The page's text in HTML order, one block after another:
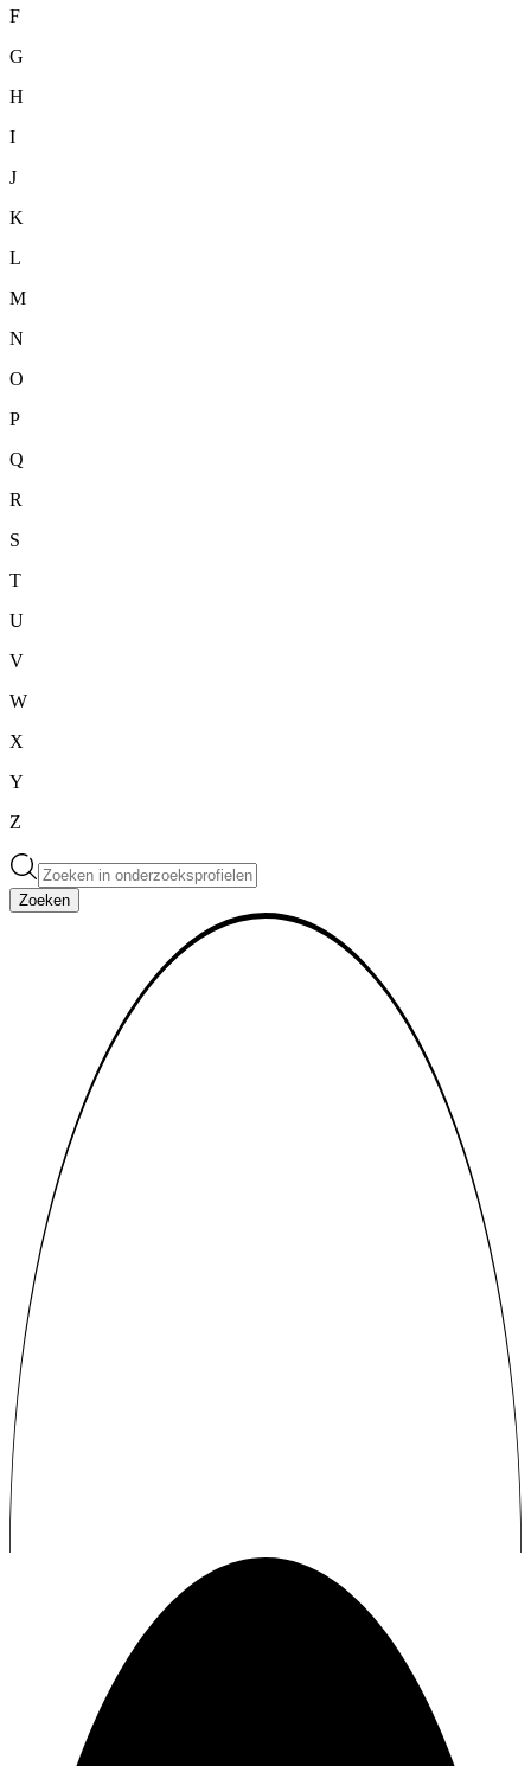
F
G
H
I
J
K
L
M
N
O
P
Q
R
S
T
U
V
W
X
Y
Z
Zoeken